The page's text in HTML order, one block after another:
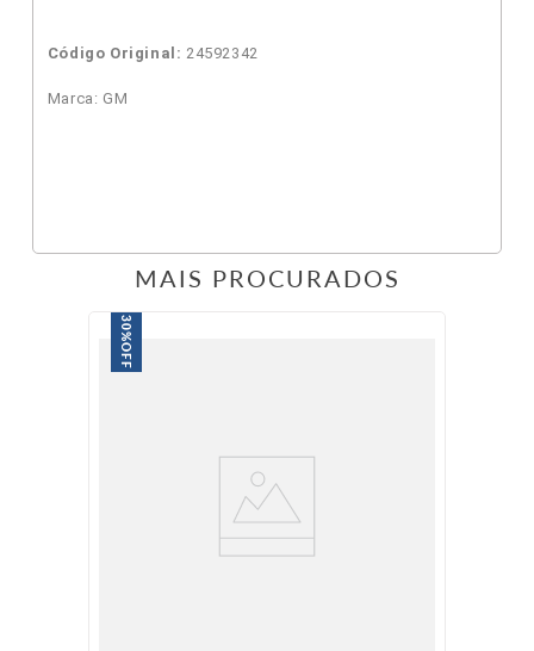
Código Original: 24592342
Marca: GM
MAIS PROCURADOS
30%
OFF